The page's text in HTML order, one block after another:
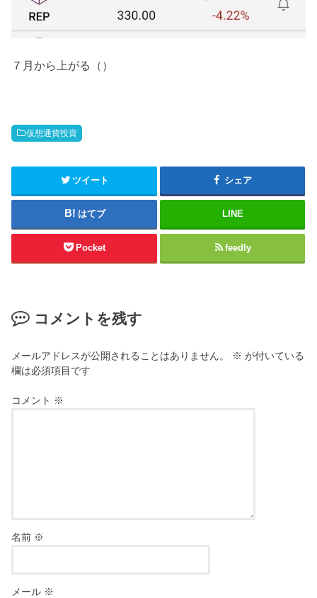
７月から上がる（）
仮想通貨投資
ツイート シェア
はてブ LINE
Pocket feedly
コメントを残す
メールアドレスが公開されることはありません。 ※ が付いている
欄は必須項目です
コメント ※
名前 ※
メール ※